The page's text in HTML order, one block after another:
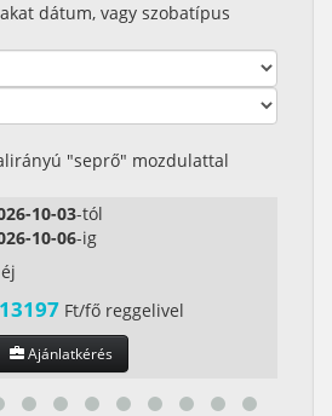
dátum, vagy szobatípus
"seprő" mozdulattal
10-03-tól
10-06-ig
Ft/fő reggelivel
Ajánlatkérés